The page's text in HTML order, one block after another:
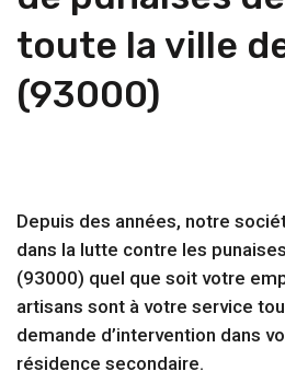
toute la ville
(93000)
Depuis des années, notre
dans la lutte contre les
(93000) quel que soit votre
artisans sont à votre service
demande d’intervention dans
résidence secondaire.